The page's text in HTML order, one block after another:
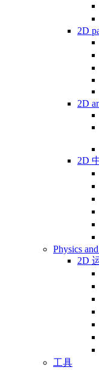
2D
2D
2D
Physics
2D
工具